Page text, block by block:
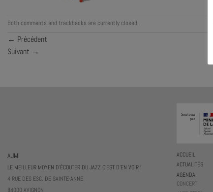
Both comments and trackbacks are currently closed.
← Précédent
Suivant →
AJMI
LE MEILLEUR MOYEN D'ÉCOUTER DU JAZZ C'EST D'EN VOIR !
4 RUE DES ESC. DE SAINTE-ANNE
84000 AVIGNON
ACCUEIL
ACTUALITÉS
AGENDA
CONCERT